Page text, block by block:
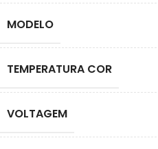
MODELO
TEMPERATURA COR
VOLTAGEM